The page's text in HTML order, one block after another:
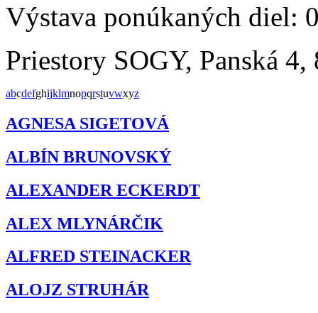
Výstava ponúkaných diel:
Priestory SOGY, Panská
abcdefghijklmnopqrstuvwxyz
AGNESA SIGETOVÁ
ALBÍN BRUNOVSKÝ
ALEXANDER ECKERDT
ALEX MLYNÁRČIK
ALFRED STEINACKER
ALOJZ STRUHÁR